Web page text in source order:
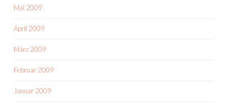
Mai 2009
April 2009
März 2009
Februar 2009
Januar 2009